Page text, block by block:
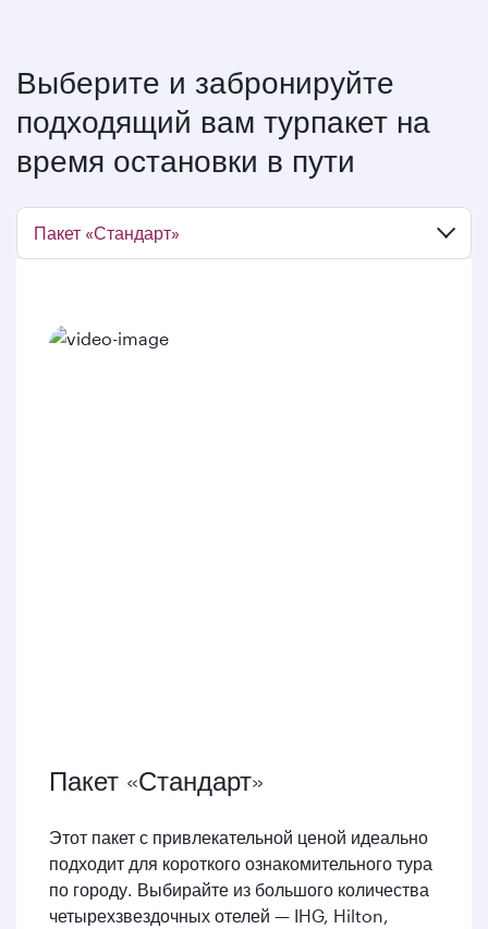
Выберите и забронируйте
подходящий вам турпакет на
время остановки в пути
Пакет «Стандарт»
Пакет «Стандарт»
Этот пакет с привлекательной ценой идеально
подходит для короткого ознакомительного тура
по городу. Выбирайте из большого количества
четырехзвездочных отелей — IHG, Hilton,